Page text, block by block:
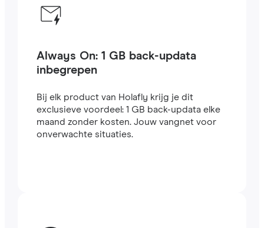
Always On: 1 GB back-updata
inbegrepen
Bij elk product van Holafly krijg je dit
exclusieve voordeel: 1 GB back-updata elke
maand zonder kosten. Jouw vangnet voor
onverwachte situaties.